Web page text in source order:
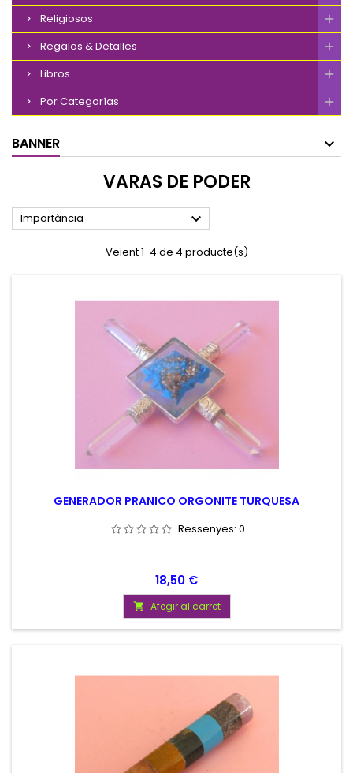
Religiosos
Regalos & Detalles
Libros
Por Categorías
BANNER
VARAS DE PODER
Importància 
Veient 1-4 de 4 producte(s)
GENERADOR PRANICO ORGONITE TURQUESA
Ressenyes: 0
Preu
18,50 €
 Afegir al carret